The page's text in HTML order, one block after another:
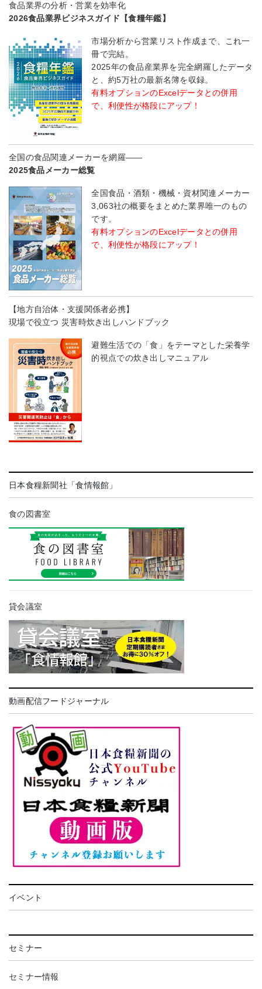
食品業界の分析・営業を効率化
2026食品業界ビジネスガイド【食糧年鑑】
市場分析から営業リスト作成まで、これ一
冊で完結。
2025年の食品産業界を完全網羅したデータ
と、約5万社の最新名簿を収録。
有料オプションのExcelデータとの併用
で、利便性が格段にアップ！
全国の食品関連メーカーを網羅――
2025食品メーカー総覧
全国食品・酒類・機械・資材関連メーカー
3,063社の概要をまとめた業界唯一のもの
です。
有料オプションのExcelデータとの併用
で、利便性が格段にアップ！
【地方自治体・支援関係者必携】
現場で役立つ 災害時炊き出しハンドブック
避難生活での「食」をテーマとした栄養学
的視点での炊き出しマニュアル
日本食糧新聞社「食情報館」
食の図書室
貸会議室
動画配信フードジャーナル
イベント
セミナー
セミナー情報